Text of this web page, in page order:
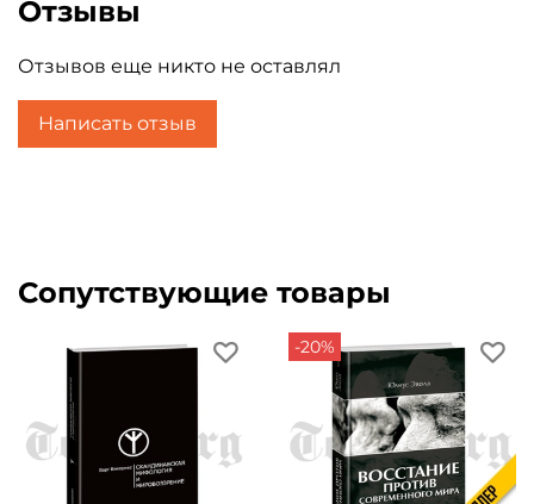
Отзывы
Отзывов еще никто не оставлял
Написать отзыв
Сопутствующие товары
-20%